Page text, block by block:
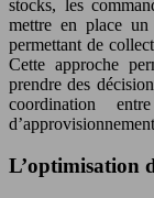
stocks, les
mettre en place
permettant de
Cette approche
prendre des
coordination
L’optimisation